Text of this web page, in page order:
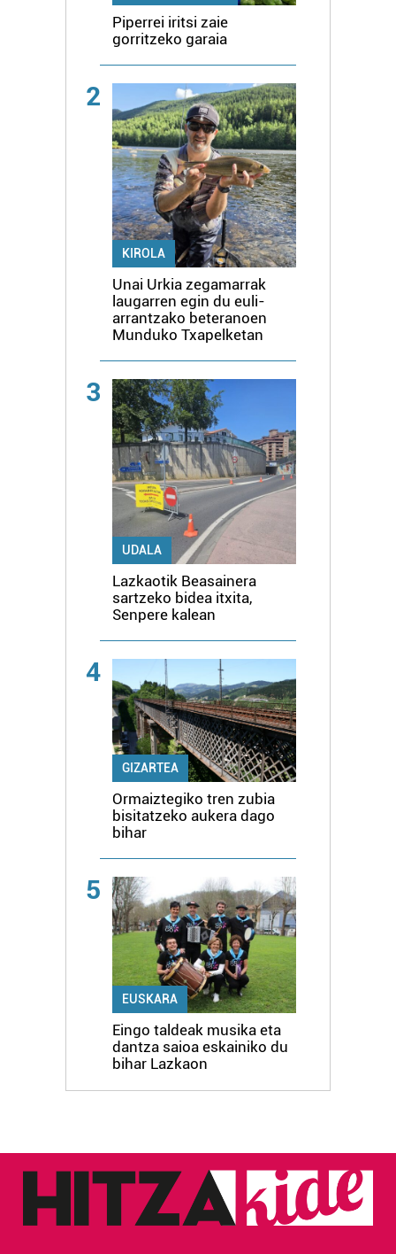
Piperrei iritsi zaie
gorritzeko garaia
2
KIROLA
Unai Urkia zegamarrak
laugarren egin du euli-
arrantzako beteranoen
Munduko Txapelketan
3
UDALA
Lazkaotik Beasainera
sartzeko bidea itxita,
Senpere kalean
4
GIZARTEA
Ormaiztegiko tren zubia
bisitatzeko aukera dago
bihar
5
EUSKARA
Eingo taldeak musika eta
dantza saioa eskainiko du
bihar Lazkaon